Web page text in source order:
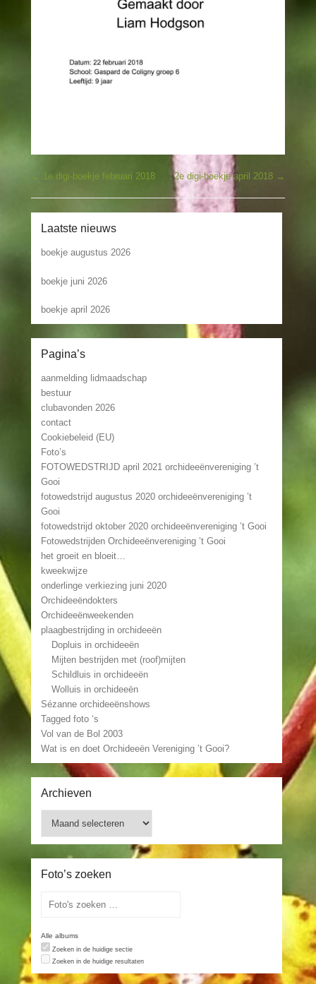
Bericht navigatie
← 1e digi-boekje februari 2018 2e digi-boekje april 2018 →
Laatste nieuws
boekje augustus 2026
boekje juni 2026
boekje april 2026
Pagina’s
aanmelding lidmaadschap
bestuur
clubavonden 2026
contact
Cookiebeleid (EU)
Foto’s
FOTOWEDSTRIJD april 2021 orchideeënvereniging ’t
Gooi
fotowedstrijd augustus 2020 orchideeënvereniging ’t
Gooi
fotowedstrijd oktober 2020 orchideeënvereniging ’t Gooi
Fotowedstrijden Orchideeënvereniging ’t Gooi
het groeit en bloeit…
kweekwijze
onderlinge verkiezing juni 2020
Orchideeëndokters
Orchideeënweekenden
plaagbestrijding in orchideeën
Dopluis in orchideeën
Mijten bestrijden met (roof)mijten
Schildluis in orchideeën
Wolluis in orchideeën
Sézanne orchideeënshows
Tagged foto ‘s
Vol van de Bol 2003
Wat is en doet Orchideeën Vereniging ’t Gooi?
Archieven
Foto’s zoeken
Alle albums
Zoeken in de huidige sectie
Zoeken in de huidige resultaten